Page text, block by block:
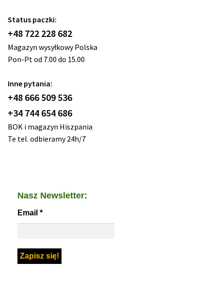
Status paczki:
+48 722 228 682
Magazyn wysyłkowy Polska
Pon-Pt od 7.00 do 15.00
Inne pytania:
+48 666 509 536
+34 744 654 686
BOK i magazyn Hiszpania
Te tel. odbieramy 24h/7
Nasz Newsletter:
Email *